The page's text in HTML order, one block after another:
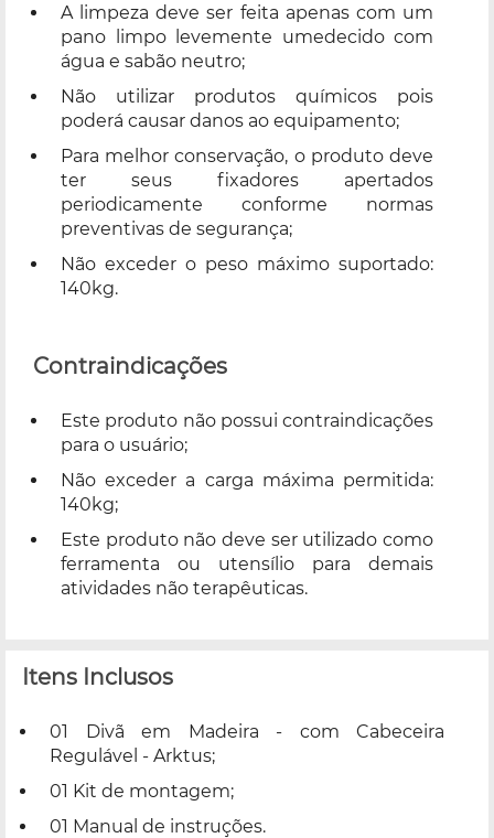
A limpeza deve ser feita apenas com um
pano limpo levemente umedecido com
água e sabão neutro;
Não utilizar produtos químicos pois
poderá causar danos ao equipamento;
Para melhor conservação, o produto deve
ter seus fixadores apertados
periodicamente conforme normas
preventivas de segurança;
Não exceder o peso máximo suportado:
140kg.
Contraindicações
Este produto não possui contraindicações
para o usuário;
Não exceder a carga máxima permitida:
140kg;
Este produto não deve ser utilizado como
ferramenta ou utensílio para demais
atividades não terapêuticas.
Itens Inclusos
01 Divã em Madeira - com Cabeceira
Regulável - Arktus;
01 Kit de montagem;
01 Manual de instruções.